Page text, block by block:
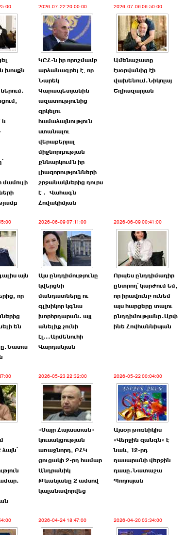
խոսքն
և
մամուլի
2026-07-22 20:00:00
ԿԸՀ-ն իր որոշմամբ
արձանագրել է, որ
Նարեկ
Կարապետյանին
ազատությունից
զրկելու
համաձայնություն
ստանալու
վերաբերյալ
միջնորդության
քննարկումն իր
լիազորությունների
շրջանակներից դուրս
է․ Վահագն
Հովակիմյան
2026-07-06 06:50:00
Ամենաշատը
էսօրվանից էի
վախենում.Նիկոլայ
Եղիազարյան
այն
որ
են
2026-06-09 07:11:00
Այս ընդդիմությունը
կվերցնի
մանդատները ու
գլխիկոր կգնա
խորհրդարան. այլ
անելիք չունի
էլ...Արմենուհի
Վարդանյան
2026-06-09 00:41:00
Որպես ընդդիմադիր
ընտրող՝ կարծում եմ,
որ իրավունք ունեմ
այս հարցերը տալու
ընդդիմությանը.Արփ
ինե Հովհաննիսյան
2026-05-23 22:32:00
«Մայր Հայաստան»
կուսակցության
առաջնորդ, ԲՀԿ
ցուցակի 2-րդ համար
Անդրանիկ
Թևանյանը 2 ամսով
կալանավորվեց
2026-05-22 00:04:00
Այսօր թոռնիկիս
«Վերջին զանգն» է
նաև, 12-րդ
դասարանի վերջին
դասը.Նատաշա
Պողոսյան
2026-04-24 18:47:00 2026-04-20 03:34:00